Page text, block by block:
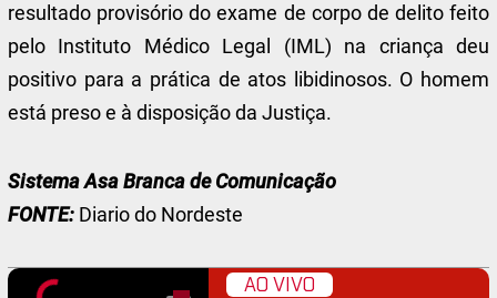
resultado provisório do exame de corpo de delito feito
pelo Instituto Médico Legal (IML) na criança deu
positivo para a prática de atos libidinosos. O homem
está preso e à disposição da Justiça.
Sistema Asa Branca de Comunicação
FONTE: Diario do Nordeste
AO VIVO